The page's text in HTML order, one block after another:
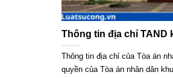
Thông tin địa chỉ TAND
Thông tin địa chỉ của Tòa án
quyền của Tòa án nhân dân